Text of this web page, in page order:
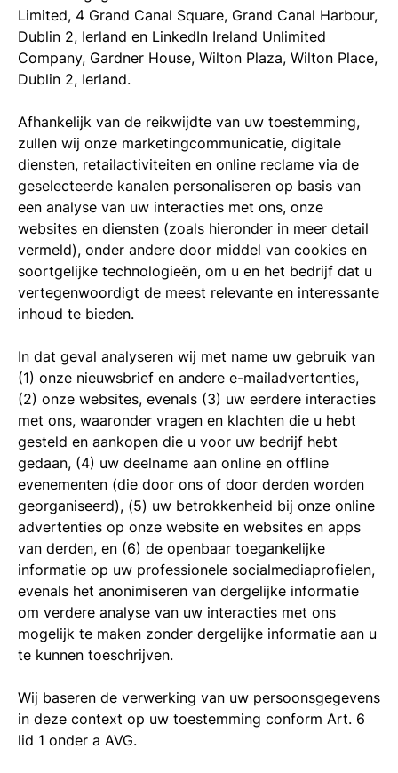
Limited, 4 Grand Canal Square, Grand Canal Harbour,
Dublin 2, Ierland en LinkedIn Ireland Unlimited
Company, Gardner House, Wilton Plaza, Wilton Place,
Dublin 2, Ierland.
Afhankelijk van de reikwijdte van uw toestemming,
zullen wij onze marketingcommunicatie, digitale
diensten, retailactiviteiten en online reclame via de
geselecteerde kanalen personaliseren op basis van
een analyse van uw interacties met ons, onze
websites en diensten (zoals hieronder in meer detail
vermeld), onder andere door middel van cookies en
soortgelijke technologieën, om u en het bedrijf dat u
vertegenwoordigt de meest relevante en interessante
inhoud te bieden.
In dat geval analyseren wij met name uw gebruik van
(1) onze nieuwsbrief en andere e-mailadvertenties,
(2) onze websites, evenals (3) uw eerdere interacties
met ons, waaronder vragen en klachten die u hebt
gesteld en aankopen die u voor uw bedrijf hebt
gedaan, (4) uw deelname aan online en offline
evenementen (die door ons of door derden worden
georganiseerd), (5) uw betrokkenheid bij onze online
advertenties op onze website en websites en apps
van derden, en (6) de openbaar toegankelijke
informatie op uw professionele socialmediaprofielen,
evenals het anonimiseren van dergelijke informatie
om verdere analyse van uw interacties met ons
mogelijk te maken zonder dergelijke informatie aan u
te kunnen toeschrijven.
Wij baseren de verwerking van uw persoonsgegevens
in deze context op uw toestemming conform Art. 6
lid 1 onder a AVG.